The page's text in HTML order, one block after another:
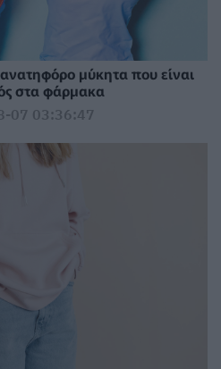
μύκητα που είναι
στα φάρμακα
07 03:36:47